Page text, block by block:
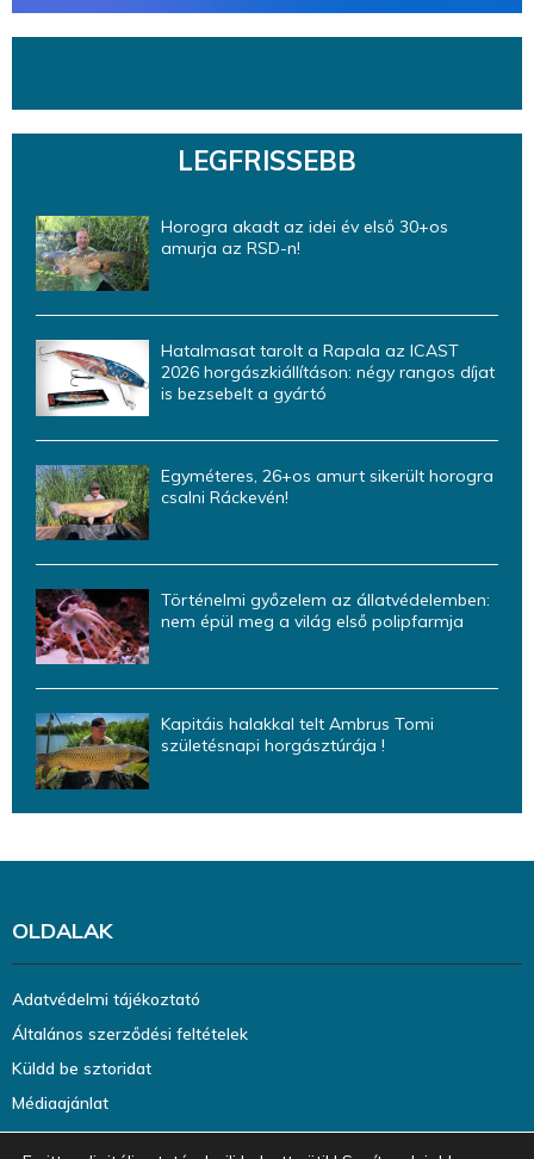
LEGFRISSEBB
Horogra akadt az idei év első 30+os
amurja az RSD-n!
Hatalmasat tarolt a Rapala az ICAST
2026 horgászkiállításon: négy rangos díjat
is bezsebelt a gyártó
Egyméteres, 26+os amurt sikerült horogra
csalni Ráckevén!
Történelmi győzelem az állatvédelemben:
nem épül meg a világ első polipfarmja
Kapitáis halakkal telt Ambrus Tomi
születésnapi horgásztúrája !
OLDALAK
Adatvédelmi tájékoztató
Általános szerződési feltételek
Küldd be sztoridat
Médiaajánlat